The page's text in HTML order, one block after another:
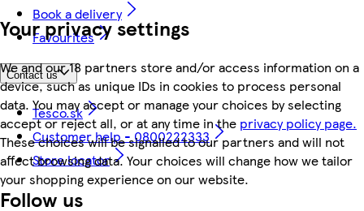
Your privacy settings
We and our 18 partners store and/or access information on a
device, such as unique IDs in cookies to process personal
data. You may accept or manage your choices by selecting
accept or reject all, or at any time in the privacy policy page.
These choices will be signalled to our partners and will not
affect browsing data. Your choices will change how we tailor
your shopping experience on our website.
Book a delivery
Favourites
Contact us
Tesco.sk
Customer help - 0800222333
Store locator
Follow us